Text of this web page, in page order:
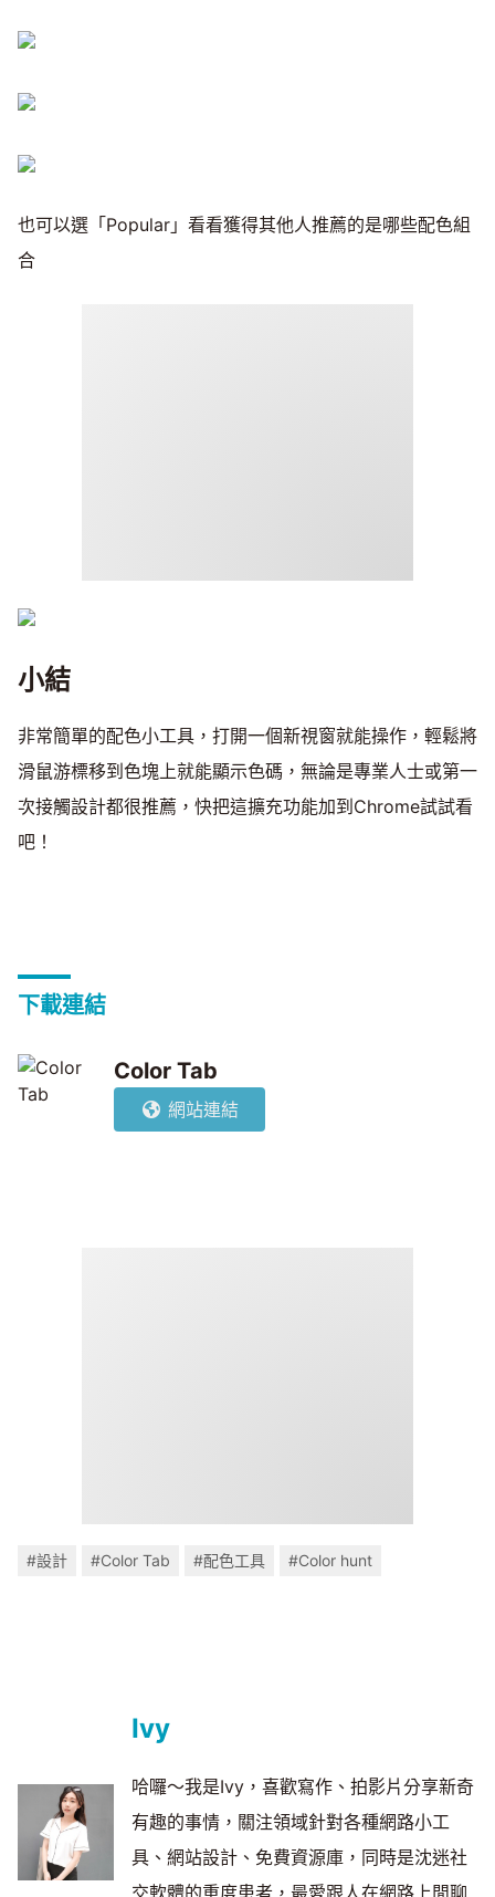
也可以選「Popular」看看獲得其他人推薦的是哪些配色組
合
小結
非常簡單的配色小工具，打開一個新視窗就能操作，輕鬆將
滑鼠游標移到色塊上就能顯示色碼，無論是專業人士或第一
次接觸設計都很推薦，快把這擴充功能加到Chrome試試看
吧！
下載連結
Color Tab
網站連結
#設計 #Color Tab #配色工具 #Color hunt
Ivy
哈囉～我是Ivy，喜歡寫作、拍影片分享新奇
有趣的事情，關注領域針對各種網路小工
具、網站設計、免費資源庫，同時是沈迷社
交軟體的重度患者，最愛跟人在網路上閒聊